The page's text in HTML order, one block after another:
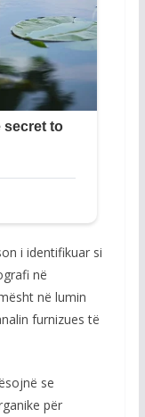
i identifikuar si
në
në lumin
furnizues të
se
për